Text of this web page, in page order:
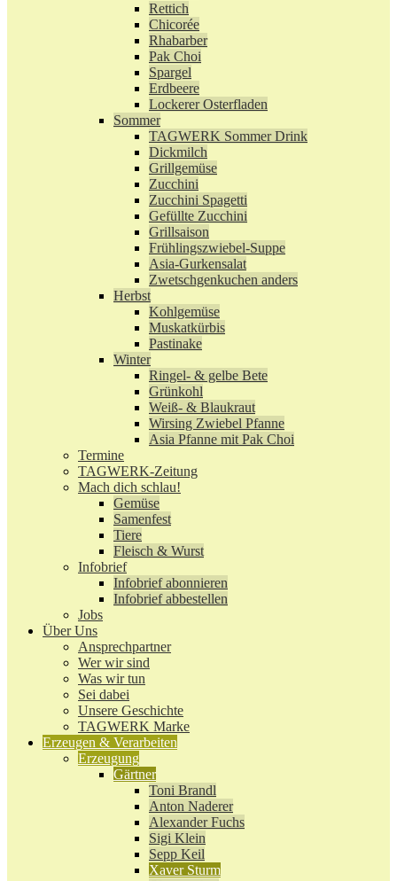
Rettich
Chicorée
Rhabarber
Pak Choi
Spargel
Erdbeere
Lockerer Osterfladen
Sommer
TAGWERK Sommer Drink
Dickmilch
Grillgemüse
Zucchini
Zucchini Spagetti
Gefüllte Zucchini
Grillsaison
Frühlingszwiebel-Suppe
Asia-Gurkensalat
Zwetschgenkuchen anders
Herbst
Kohlgemüse
Muskatkürbis
Pastinake
Winter
Ringel- & gelbe Bete
Grünkohl
Weiß- & Blaukraut
Wirsing Zwiebel Pfanne
Asia Pfanne mit Pak Choi
Termine
TAGWERK-Zeitung
Mach dich schlau!
Gemüse
Samenfest
Tiere
Fleisch & Wurst
Infobrief
Infobrief abonnieren
Infobrief abbestellen
Jobs
Über Uns
Ansprechpartner
Wer wir sind
Was wir tun
Sei dabei
Unsere Geschichte
TAGWERK Marke
Erzeugen & Verarbeiten
Erzeugung
Gärtner
Toni Brandl
Anton Naderer
Alexander Fuchs
Sigi Klein
Sepp Keil
Xaver Sturm